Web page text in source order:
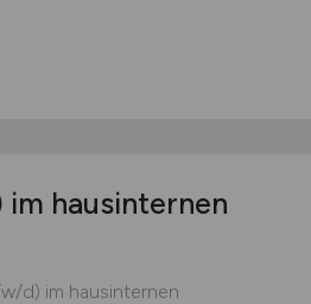
im hausinternen
d) im hausinternen